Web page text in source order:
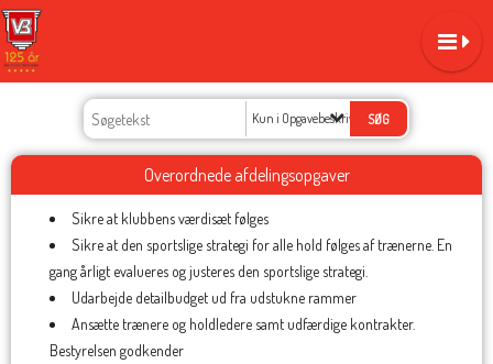
Kun i Opgavebeskrivelser
Overordnede afdelingsopgaver
Sikre at klubbens værdisæt følges
Sikre at den sportslige strategi for alle hold følges af trænerne. En
gang årligt evalueres og justeres den sportslige strategi.
Udarbejde detailbudget ud fra udstukne rammer
Ansætte trænere og holdledere samt udfærdige kontrakter.
Bestyrelsen godkender